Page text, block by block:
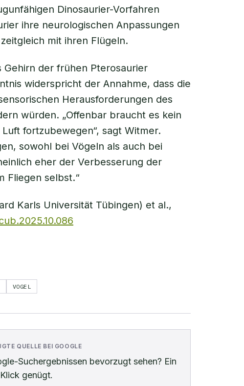
Dinosaurier-Vorfahren
ihre neurologischen Anpassungen
mit ihren Flügeln.
Gehirn der frühen Pterosaurier
widerspricht der Annahme, dass die
Herausforderungen des
würden. „Offenbar braucht es kein
fortzubewegen“, sagt Witmer.
sowohl bei Vögeln als auch bei
eher der Verbesserung der
Fliegen selbst.“
Karls Universität Tübingen) et al.,
VOGEL
QUELLE BEI GOOGLE
Suchergebnissen bevorzugt sehen? Ein
Klick genügt.